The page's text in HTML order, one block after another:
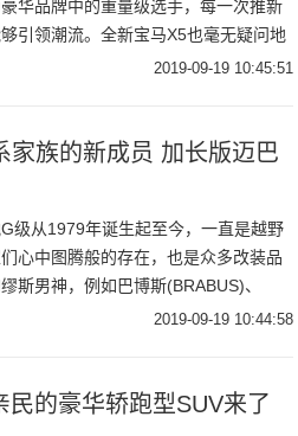
华品牌中的重量级选手，每一次推新
引领潮流。全新宝马X5也毫无疑问地
了最新的家族设计，与兄弟车型全新X3
2019-09-19 10:45:51
家族的新成员 加长版迈巴
级从1979年诞生起至今，一直是越野
心中图腾般的存在，也是众多改装品
斯男神，例如巴博斯(BRABUS)、
、等接连推出基于G级的爆改版
2019-09-19 10:44:58
民的豪华轿跑型SUV来了